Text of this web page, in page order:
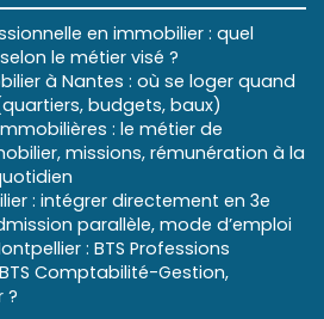
en immobilier : quel
le métier visé ?
à Nantes : où se loger quand
budgets, baux)
: le métier de
missions, rémunération à la
: intégrer directement en 3e
parallèle, mode d’emploi
: BTS Professions
Comptabilité-Gestion,
?